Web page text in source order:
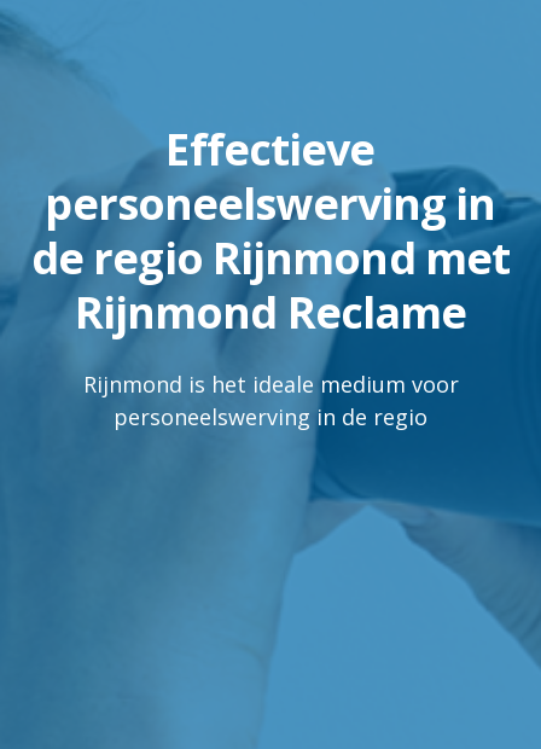
Effectieve
personeelswerving in
de regio Rijnmond met
Rijnmond Reclame
Rijnmond is het ideale medium voor
personeelswerving in de regio